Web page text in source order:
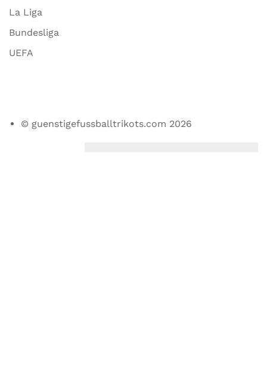
La Liga
Bundesliga
UEFA
© guenstigefussballtrikots.com 2026